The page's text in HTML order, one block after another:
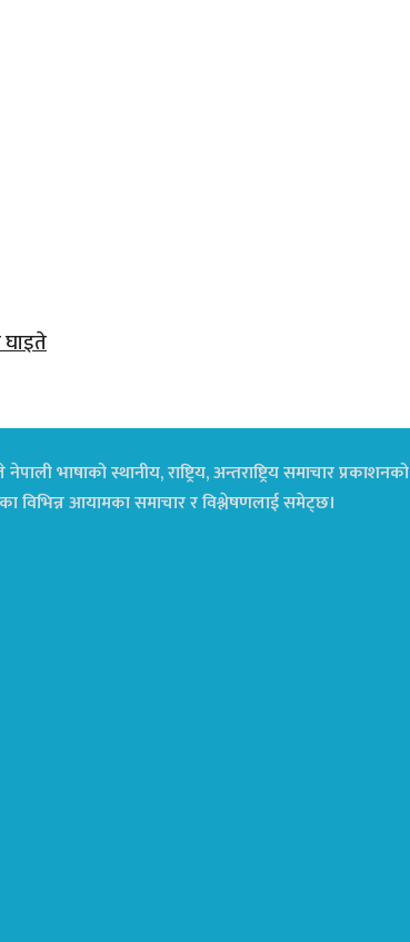
घाइते
भाषाको स्थानीय, राष्ट्रिय, अन्तराष्ट्रिय समाचार
विभिन्न आयामका समाचार र विश्लेषणलाई समेट्छ।